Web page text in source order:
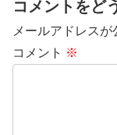
コメントをど
メールアドレスが
コメント ※